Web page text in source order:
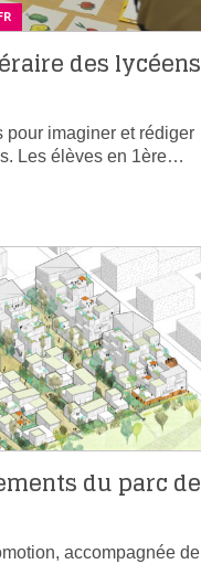
des lycéens
pour imaginer et rédiger
Les élèves en 1ère…
du parc de
accompagnée de